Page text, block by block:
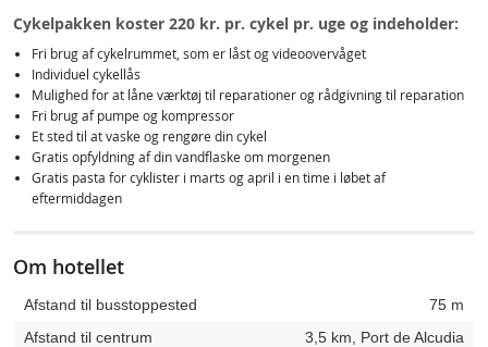
Cykelpakken koster 220 kr. pr. cykel pr. uge og indeholder:
Fri brug af cykelrummet, som er låst og videoovervåget
Individuel cykellås
Mulighed for at låne værktøj til reparationer og rådgivning til reparation
Fri brug af pumpe og kompressor
Et sted til at vaske og rengøre din cykel
Gratis opfyldning af din vandflaske om morgenen
Gratis pasta for cyklister i marts og april i en time i løbet af
eftermiddagen
Om hotellet
Afstand til busstoppested
75 m
Afstand til centrum
3,5 km, Port de Alcudia